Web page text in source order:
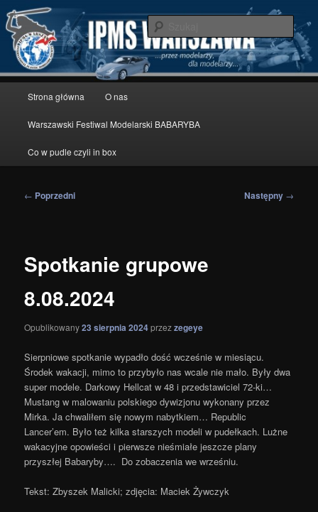
Przeskocz
do
tekstu
IPMS Warszawa
modelarstwo redukcyjne
Strona główna O nas
Warszawski Festiwal Modelarski BABARYBA
Co w pudle czyli in box
Nawigacja
← Poprzedni Następny →
Spotkanie grupowe
8.08.2024
Opublikowany23 sierpnia 2024przezzegeye
Sierpniowe spotkanie wypadło dość wcześnie w miesiącu.
Środek wakacji, mimo to przybyło nas wcale nie mało. Były dwa
super modele. Darkowy Hellcat w 48 i przedstawiciel 72-ki…
Mustang w malowaniu polskiego dywizjonu wykonany przez
Mirka. Ja chwaliłem się nowym nabytkiem… Republic
Lancer’em. Było też kilka starszych modeli w pudełkach. Lużne
wakacyjne opowieści i pierwsze nieśmiałe jeszcze plany
przyszłej Babaryby…. Do zobaczenia we wrześniu.
Tekst: Zbyszek Malicki; zdjęcia: Maciek Żywczyk